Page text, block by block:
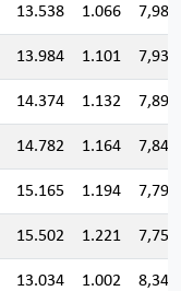
13.538 1.066 7,984
13.984 1.101 7,935
14.374 1.132 7,891
14.782 1.164 7,843
15.165 1.194 7,797
15.502 1.221 7,754
13.034 1.002 8,342